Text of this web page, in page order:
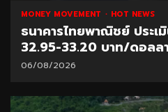
MONEY MOVEMENT HOT NEWS
ธนาคารไทยพาณิชย์ ประเ
32.95-33.20 บาท/ดอลล
06/08/2026